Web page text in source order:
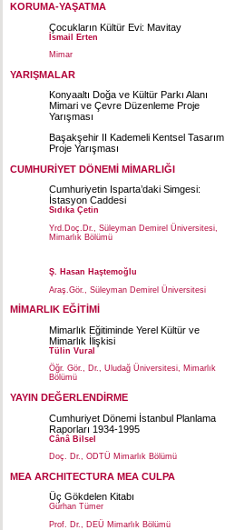
KORUMA-YAŞATMA
Çocukların Kültür Evi: Mavitay
İsmail Erten
Mimar
YARIŞMALAR
Konyaaltı Doğa ve Kültür Parkı Alanı
Mimari ve Çevre Düzenleme Proje
Yarışması
Başakşehir II Kademeli Kentsel Tasarım
Proje Yarışması
CUMHURİYET DÖNEMİ MİMARLIĞI
Cumhuriyetin Isparta’daki Simgesi:
İstasyon Caddesi
Sıdıka Çetin
Yrd.Doç.Dr., Süleyman Demirel Üniversitesi,
Mimarlık Bölümü
Ş. Hasan Haştemoğlu
Araş.Gör., Süleyman Demirel Üniversitesi
MİMARLIK EĞİTİMİ
Mimarlık Eğitiminde Yerel Kültür ve
Mimarlık İlişkisi
Tülin Vural
Öğr. Gör., Dr., Uludağ Üniversitesi, Mimarlık
Bölümü
YAYIN DEĞERLENDİRME
Cumhuriyet Dönemi İstanbul Planlama
Raporları 1934-1995
Cânâ Bilsel
Doç. Dr., ODTÜ Mimarlık Bölümü
MEA ARCHITECTURA MEA CULPA
Üç Gökdelen Kitabı
Gürhan Tümer
Prof. Dr., DEÜ Mimarlık Bölümü